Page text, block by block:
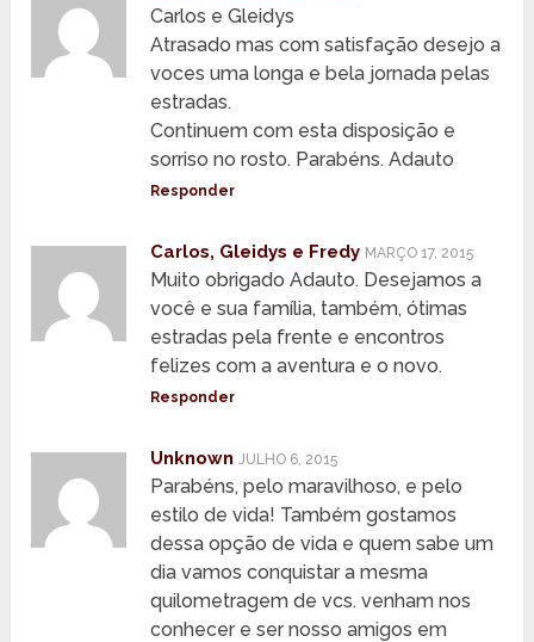
Carlos e Gleidys
Atrasado mas com satisfação desejo a
voces uma longa e bela jornada pelas
estradas.
Continuem com esta disposição e
sorriso no rosto. Parabéns. Adauto
Responder
Carlos, Gleidys e Fredy MARÇO 17, 2015
Muito obrigado Adauto. Desejamos a
você e sua família, também, ótimas
estradas pela frente e encontros
felizes com a aventura e o novo.
Responder
Unknown JULHO 6, 2015
Parabéns, pelo maravilhoso, e pelo
estilo de vida! Também gostamos
dessa opção de vida e quem sabe um
dia vamos conquistar a mesma
quilometragem de vcs. venham nos
conhecer e ser nosso amigos em